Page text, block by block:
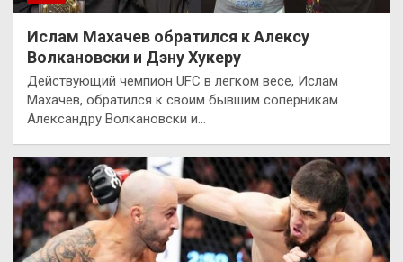
Ислам Махачев обратился к Алексу
Волкановски и Дэну Хукеру
Действующий чемпион UFC в легком весе, Ислам
Махачев, обратился к своим бывшим соперникам
Александру Волкановски и…